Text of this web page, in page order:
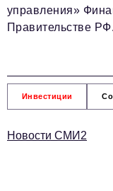
управления»
Правительстве РФ.
Инвестиции
Новости СМИ2